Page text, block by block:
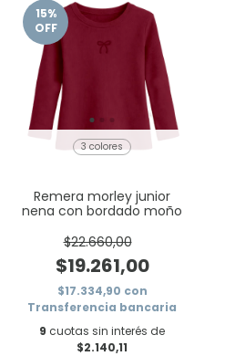
15%
OFF
3 colores
Remera morley junior
nena con bordado moño
$22.660,00
$19.261,00
$17.334,90 con
Transferencia bancaria
9 cuotas sin interés de
$2.140,11